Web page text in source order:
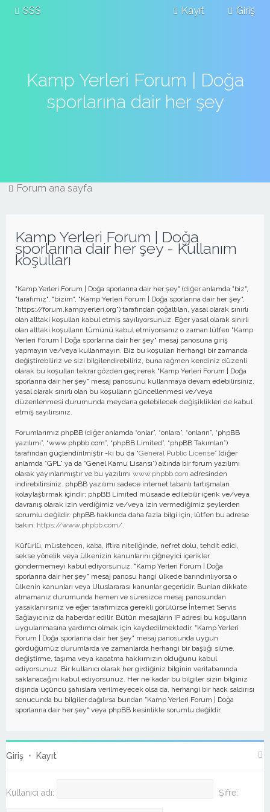
SSS Giriş
Kayıt
Kamp Yerleri Forum | Doğa
sporlarına dair her şey
Forum ana sayfa
Kamp Yerleri Forum | Doğa
sporlarına dair her şey - Kullanım
koşulları
"Kamp Yerleri Forum | Doğa sporlarına dair her şey" (diğer anlamda "biz",
"tarafımız", "bizim", "Kamp Yerleri Forum | Doğa sporlarına dair her şey",
"https://forum.kampyerleri.org") tarafından çoğaltılan, yasal olarak sınırlı
olan alttaki koşulları kabul etmiş sayılıyorsunuz. Eğer yasal olarak sınırlı
olan alttaki koşulların tümünü kabul etmiyorsanız o zaman lütfen "Kamp
Yerleri Forum | Doğa sporlarına dair her şey" mesaj panosuna giriş
yapmayın ve/veya kullanmayın. Biz bu koşulları herhangi bir zamanda
değiştirebiliriz ve sizi bilgilendirebiliriz, buna rağmen kendiniz düzenli
olarak bu koşulları tekrar gözden geçirerek "Kamp Yerleri Forum | Doğa
sporlarına dair her şey" mesaj panosunu kullanmaya devam edebilirsiniz,
yasal olarak sınırlı olan bu koşulların güncellenmesi ve/veya
düzenlenmesi durumunda meydana gelebilecek değişiklikleri de kabul
etmiş sayılırsınız.
Forumlarımız phpBB (diğer anlamda “onlar”, “onlara”, “onların”, “phpBB
yazılımı”, “www.phpbb.com”, “phpBB Limited”, “phpBB Takımları”)
tarafından güçlendirilmiştir -ki bu da “General Public License” (diğer
anlamda “GPL” ya da “Genel Kamu Lisansı”) altında bir forum yazılımı
olarak yayınlanmıştır ve bu yazılımı www.phpbb.com adresinden
indirebilirsiniz. phpBB yazılımı sadece internet tabanlı tartışmaları
kolaylaştırmak içindir; phpBB Limited müsaade edilebilir içerik ve/veya
davranış olarak izin verdiğimiz ve/veya izin vermediğimiz şeylerden
sorumlu değildir. phpBB hakkında daha fazla bilgi için, lütfen bu adrese
bakın: https://www.phpbb.com/
Küfürlü, müstehcen, kaba, iftira niteliğinde, nefret dolu, tehdit edici,
sekse yönelik veya ülkenizin kanunlarını çiğneyici içerikler
göndermemeyi kabul ediyorsunuz, "Kamp Yerleri Forum | Doğa
sporlarına dair her şey" mesaj panosu hangi ülkede barındırılıyorsa o
ülkenin kanunları veya Uluslararası kanunlar geçerlidir. Bunları dikkate
almamanız durumunda hemen ve süresizce mesaj panosundan
yasaklanırsınız ve eğer tarafımızca gerekli görülürse İnternet Servis
Sağlayıcınız da haberdar edilir. Bütün mesajların IP adresi bu koşulların
uygulanmasına yardımcı olmak için kaydedilmektedir. "Kamp Yerleri
Forum | Doğa sporlarına dair her şey" mesaj panosunda uygun
gördüğümüz durumlarda ve zamanlarda herhangi bir başlığı silme,
değiştirme, taşıma veya kapatma hakkımızın olduğunu kabul
ediyorsunuz. Bir kullanıcı olarak her girdiğiniz bilginin veritabanında
saklanacağını kabul ediyorsunuz. Her ne kadar bu bilgiler sizin bilginiz
dışında üçüncü şahıslara verilmeyecek olsa da, herhangi bir hack saldırısı
sonucunda bu bilgiler dağılırsa bundan "Kamp Yerleri Forum | Doğa
sporlarına dair her şey" veya phpBB kesinlikle sorumlu değildir.
Giriş • Kayıt
Kullanıcı adı: Şifre: